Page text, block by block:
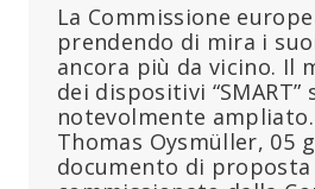
La Commissione
prendendo di mira i
ancora più da vicino. Il
dei dispositivi “SMART”
notevolmente ampliato.
Thomas Oysmüller, 05
documento di